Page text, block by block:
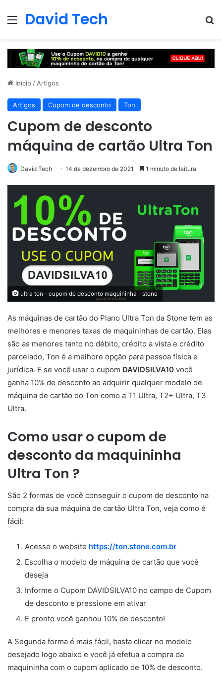
Menu
David Tech
Início / Artigos
Artigos Cupom de desconto Ton
Cupom de desconto
máquina de cartão Ultra Ton
David Tech 14 de dezembro de 2021 1 minuto de leitura
ultra ton - cupom de desconto maquininha - stone
As máquinas de cartão do Plano Ultra Ton da Stone tem as
melhores e menores taxas de maquininhas de cartão. Elas
são as menores tanto no débito, crédito a vista e crédito
parcelado, Ton é a melhore opção para pessoa física e
jurídica. E se você usar o cupom DAVIDSILVA10 você
ganha 10% de desconto ao adquirir qualquer modelo de
máquina de cartão do Ton como a T1 Ultra, T2+ Ultra, T3
Ultra.
Como usar o cupom de
desconto da maquininha
Ultra Ton ?
São 2 formas de você conseguir o cupom de desconto na
compra da sua máquina de cartão Ultra Ton, veja como é
fácil:
Acesse o website https://ton.stone.com.br
Escolha o modelo de máquina de cartão que você
deseja
Informe o Cupom DAVIDSILVA10 no campo de Cupom
de desconto e pressione em ativar
E pronto você ganhou 10% de desconto!
A Segunda forma é mais fácil, basta clicar no modelo
desejado logo abaixo e você já efetua a compra da
maquininha com o cupom aplicado de 10% de desconto.